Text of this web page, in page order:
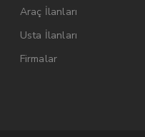
Araç İlanları
Usta İlanları
Firmalar